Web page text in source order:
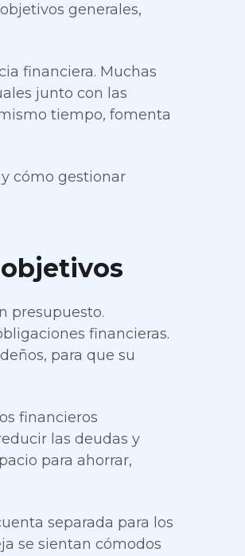
generales,
financiera. Muchas
junto con las
tiempo, fomenta
cómo gestionar
presupuesto.
financieras.
para que su
financieros
las deudas y
para ahorrar,
separada para los
se sientan cómodos